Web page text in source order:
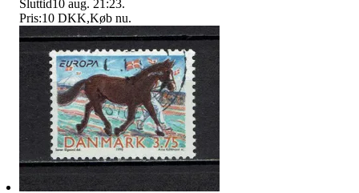
Sluttid10 aug. 21:23.
Pris:10 DKK,Køb nu.